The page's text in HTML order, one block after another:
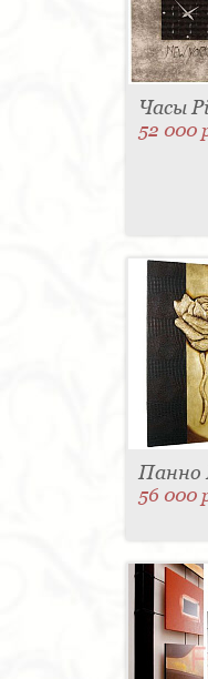
Часы
52 000
Панно
56 000